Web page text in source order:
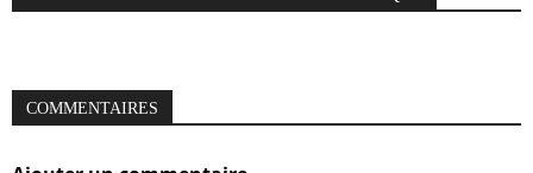
COMMENTAIRES